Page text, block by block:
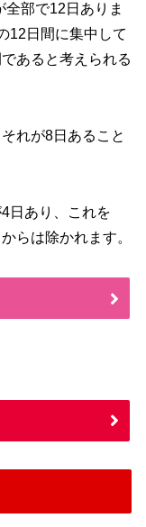
部で12日ありま
12日間に集中して
あると考えられる
れが8日あること
日あり、これを
らは除かれます。